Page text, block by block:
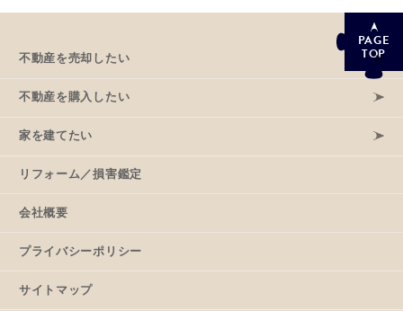
PAGE
TOP
不動産を売却したい
不動産を購入したい
家を建てたい
リフォーム／損害鑑定
会社概要
プライバシーポリシー
サイトマップ